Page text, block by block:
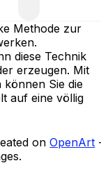
Methode zur
diese Technik
erzeugen. Mit
Sie die
auf eine völlig
onOpenArt